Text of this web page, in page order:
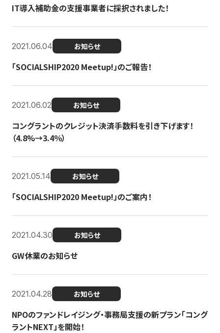
IT導入補助金の支援事業者に採択されました！
2021.06.04 お知らせ
「SOCIALSHIP2020 Meetup!」のご報告！
2021.06.02 お知らせ
コングラントのクレジット決済手数料を引き下げます！
（4.8%→3.4％）
2021.05.14 お知らせ
「SOCIALSHIP2020 Meetup!」のご案内！
2021.04.30 お知らせ
GW休業のお知らせ
2021.04.28 お知らせ
NPOのファンドレイジング・事務局支援の新プラン「コング
ラントNEXT」を開始！